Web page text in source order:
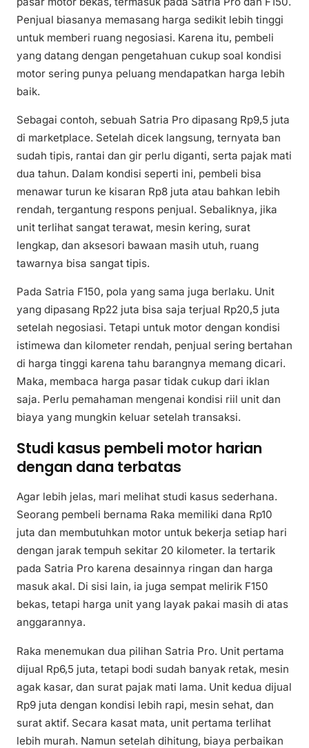
Penjual biasanya memasang harga sedikit lebih tinggi
untuk memberi ruang negosiasi. Karena itu, pembeli
yang datang dengan pengetahuan cukup soal kondisi
motor sering punya peluang mendapatkan harga lebih
baik.
Sebagai contoh, sebuah Satria Pro dipasang Rp9,5 juta
di marketplace. Setelah dicek langsung, ternyata ban
sudah tipis, rantai dan gir perlu diganti, serta pajak mati
dua tahun. Dalam kondisi seperti ini, pembeli bisa
menawar turun ke kisaran Rp8 juta atau bahkan lebih
rendah, tergantung respons penjual. Sebaliknya, jika
unit terlihat sangat terawat, mesin kering, surat
lengkap, dan aksesori bawaan masih utuh, ruang
tawarnya bisa sangat tipis.
Pada Satria F150, pola yang sama juga berlaku. Unit
yang dipasang Rp22 juta bisa saja terjual Rp20,5 juta
setelah negosiasi. Tetapi untuk motor dengan kondisi
istimewa dan kilometer rendah, penjual sering bertahan
di harga tinggi karena tahu barangnya memang dicari.
Maka, membaca harga pasar tidak cukup dari iklan
saja. Perlu pemahaman mengenai kondisi riil unit dan
biaya yang mungkin keluar setelah transaksi.
Studi kasus pembeli motor harian
dengan dana terbatas
Agar lebih jelas, mari melihat studi kasus sederhana.
Seorang pembeli bernama Raka memiliki dana Rp10
juta dan membutuhkan motor untuk bekerja setiap hari
dengan jarak tempuh sekitar 20 kilometer. Ia tertarik
pada Satria Pro karena desainnya ringan dan harga
masuk akal. Di sisi lain, ia juga sempat melirik F150
bekas, tetapi harga unit yang layak pakai masih di atas
anggarannya.
Raka menemukan dua pilihan Satria Pro. Unit pertama
dijual Rp6,5 juta, tetapi bodi sudah banyak retak, mesin
agak kasar, dan surat pajak mati lama. Unit kedua dijual
Rp9 juta dengan kondisi lebih rapi, mesin sehat, dan
surat aktif. Secara kasat mata, unit pertama terlihat
lebih murah. Namun setelah dihitung, biaya perbaikan